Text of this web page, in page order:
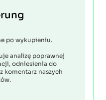
po wykupieniu.
analizę poprawnej
odniesienia do
komentarz naszych